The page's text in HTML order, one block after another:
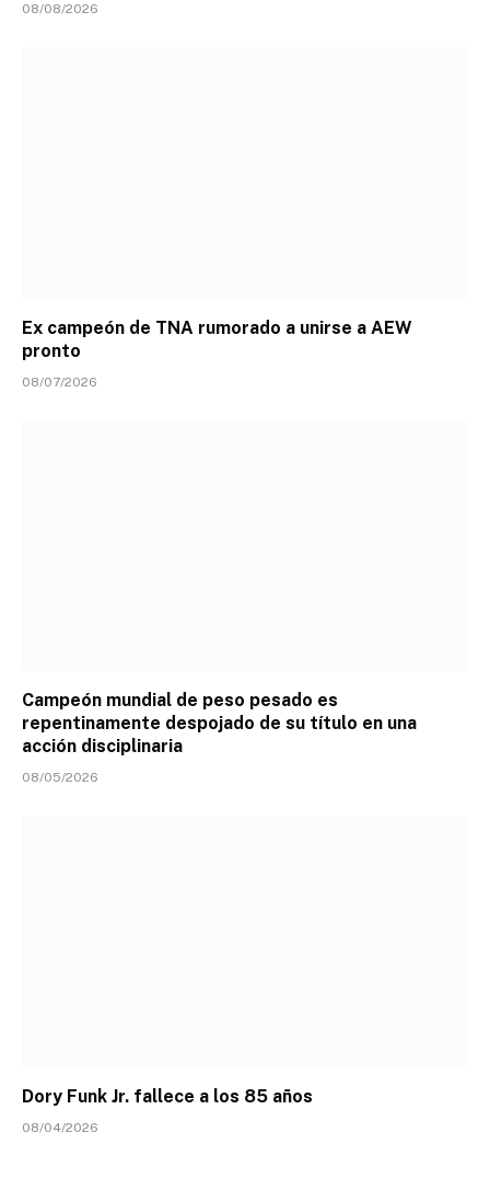
08/08/2026
Ex campeón de TNA rumorado a unirse a AEW
pronto
08/07/2026
Campeón mundial de peso pesado es
repentinamente despojado de su título en una
acción disciplinaria
08/05/2026
Dory Funk Jr. fallece a los 85 años
08/04/2026